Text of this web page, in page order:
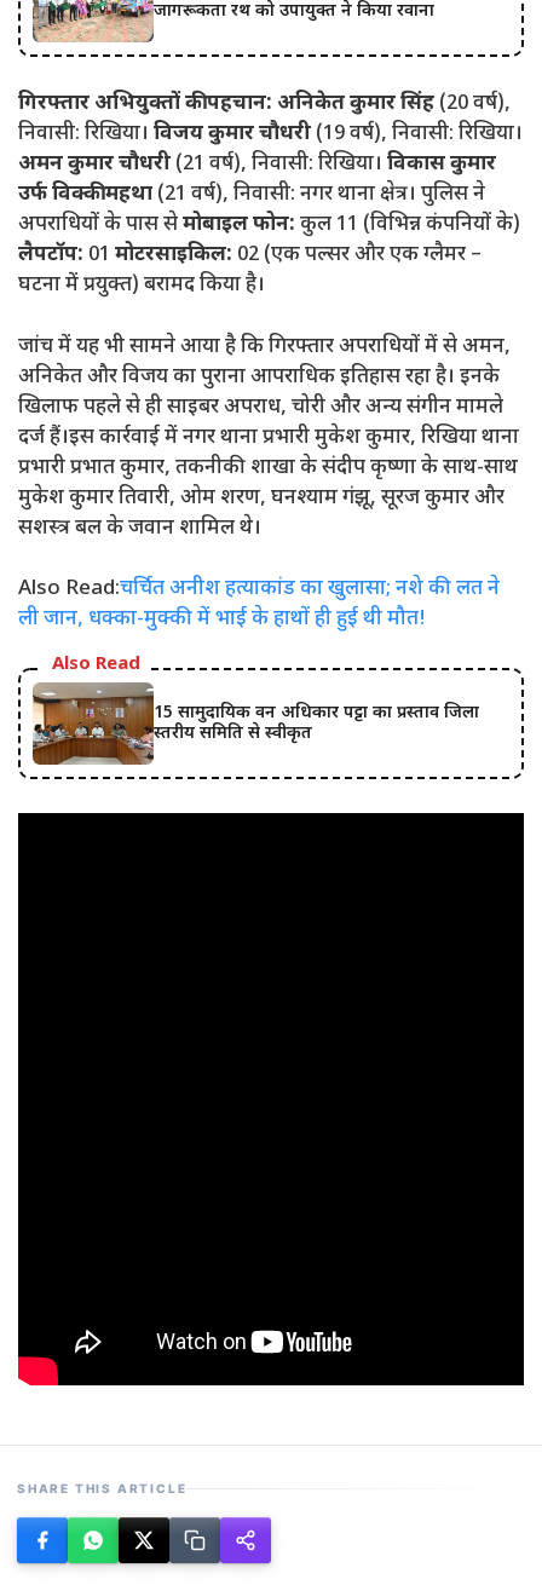
जागरूकता रथ को उपायुक्त ने किया रवाना
गिरफ्तार अभियुक्तों की पहचान: अनिकेत कुमार सिंह (20 वर्ष),
निवासी: रिखिया। विजय कुमार चौधरी (19 वर्ष), निवासी: रिखिया।
अमन कुमार चौधरी (21 वर्ष), निवासी: रिखिया। विकास कुमार
उर्फ विक्की महथा (21 वर्ष), निवासी: नगर थाना क्षेत्र। पुलिस ने
अपराधियों के पास सेमोबाइल फोन: कुल 11 (विभिन्न कंपनियों के)
लैपटॉप: 01 मोटरसाइकिल: 02 (एक पल्सर और एक ग्लैमर –
घटना में प्रयुक्त) बरामद किया है।
जांच में यह भी सामने आया है कि गिरफ्तार अपराधियों में से अमन,
अनिकेत और विजय का पुराना आपराधिक इतिहास रहा है। इनके
खिलाफ पहले से ही साइबर अपराध, चोरी और अन्य संगीन मामले
दर्ज हैं।इस कार्रवाई में नगर थाना प्रभारी मुकेश कुमार, रिखिया थाना
प्रभारी प्रभात कुमार, तकनीकी शाखा के संदीप कृष्णा के साथ-साथ
मुकेश कुमार तिवारी, ओम शरण, घनश्याम गंझू, सूरज कुमार और
सशस्त्र बल के जवान शामिल थे।
Also Read:चर्चित अनीश हत्याकांड का खुलासा; नशे की लत ने
ली जान, धक्का-मुक्की में भाई के हाथों ही हुई थी मौत!
Also Read
15 सामुदायिक वन अधिकार पट्टा का प्रस्ताव जिला
स्तरीय समिति से स्वीकृत
SHARE THIS ARTICLE